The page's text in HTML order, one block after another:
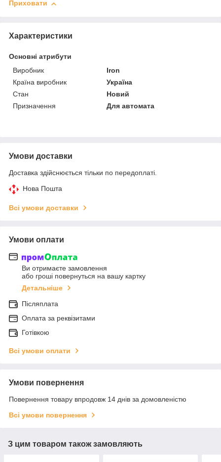
Приховати
Характеристики
Основні атрибути
Виробник
Iron
Країна виробник
Україна
Стан
Новий
Призначення
Для автомата
Умови доставки
Доставка здійснюється тільки по передоплаті.
Нова Пошта
Всі умови доставки
Умови оплати
Ви отримаєте замовлення
або гроші повернуться на вашу картку
Детальніше
Післяплата
Оплата за реквізитами
Готівкою
Всі умови оплати
Умови повернення
Повернення товару впродовж 14 днів за домовленістю
Всі умови повернення
З цим товаром також замовляють